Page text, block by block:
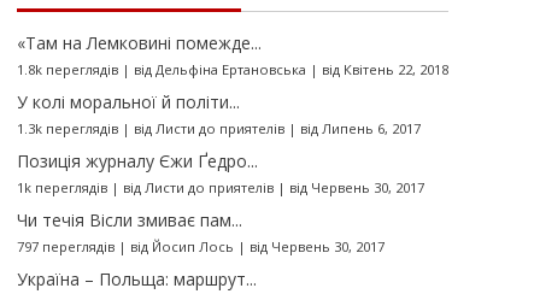
«Там на Лемковині помежде...
1.8k переглядів| від Дельфіна Ертановська | від Квітень 22, 2018
У колі моральної й політи...
1.3k переглядів| від Листи до приятелів| від Липень 6, 2017
Позиція журналу Єжи Ґедро...
1k переглядів| від Листи до приятелів| від Червень 30, 2017
Чи течія Вісли змиває пам...
797 переглядів| від Йосип Лось | від Червень 30, 2017
Україна – Польща: маршрут...